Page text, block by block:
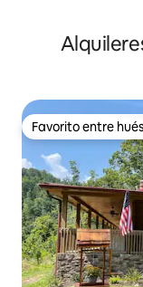
Favorito entre
Favorito entre